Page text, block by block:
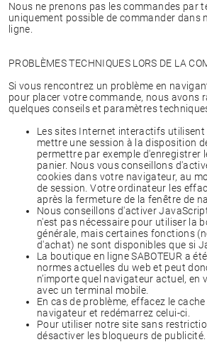
Nous ne prenons pas les commandes par
uniquement possible de commander dans
ligne.
PROBLÈMES TECHNIQUES LORS DE LA
Si vous rencontrez un problème en
pour placer votre commande, nous avons
quelques conseils et paramètres
Les sites Internet interactifs utilisent
mettre une session à la disposition
permettre par exemple d'enregistrer
panier. Nous vous conseillons
cookies dans votre navigateur, au
de session. Votre ordinateur les
après la fermeture de la fenêtre de
Nous conseillons d'activer
n'est pas nécessaire pour utiliser la
générale, mais certaines fonctions
d'achat) ne sont disponibles que si
La boutique en ligne SABOTEUR a
normes actuelles du web et peut
n’importe quel navigateur actuel, en
avec un terminal mobile.
En cas de problème, effacez le
navigateur et redémarrez celui-ci.
Pour utiliser notre site sans
désactiver les bloqueurs de publicité.